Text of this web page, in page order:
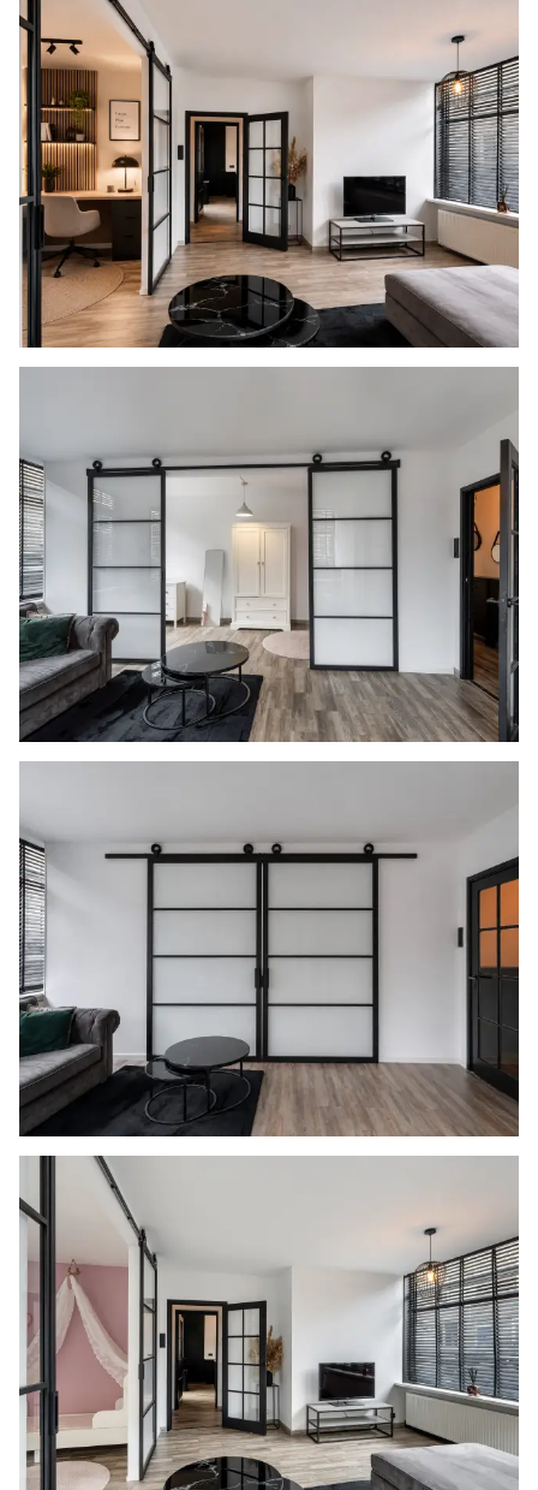
afrondingen of beperkingen bij het uitvoeren
van de meting. Indien de exacte maten voor een
koper van cruciaal belang zijn, adviseren wij
deze zelf na te meten. De (kandidaat)koper(s)
zullen, indien gewenst, daartoe in de
gelegenheid gesteld worden op een passend
moment teneinde teleurstellingen en schade te
voorkomen.
Ouderdomsclausule
Bij woningen ouder dan 30 jaar zal er standaard
in de koopakte een ouderdomsclausule worden
Zelfbewoningsplicht
Koper is bekend met de zelfbewoningsplicht
welke vanaf 01-01-2023 binnen de gemeente
Vlaardingen van kracht is. De verkopend
makelaar heeft koper doorverwezen naar de
gemeente Vlaardingen omtrent de
desbetreffende regelgeving. Verkoper noch
verkopend makelaar aanvaarden geen enkele
aansprakelijkheid voor geleden schade wegens
het niet juist naleven van deze
Gunning
Verkoper behoudt zich uitdrukkelijk het recht
voor het object te gunnen aan de gegadigde
van zijn keuze.
Nadrukkelijk zij vermeld dat alle informatie in
deze brochure moet beschouwd worden als een
uitnodiging tot het doen van een bod of om in
onderhandeling te treden. Er kunnen geen
rechten worden ontleend aan deze informatie.
Vlietlanden NVM Makelaars streeft ernaar de
informatie op haar website / brochures en
andere uitingen zo actueel en nauwkeurig
mogelijk weer te geven. Hoewel de informatie
met de grootst mogelijke zorgvuldigheid is
samengesteld aanvaarden wij geen enkele
aansprakelijkheid ten aanzien van de juistheid
van de vermelde gegevens.